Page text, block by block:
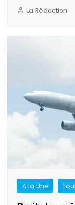
La Rédaction
A la Une